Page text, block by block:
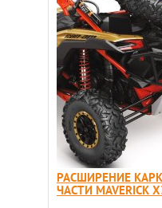
РАСШИРЕНИЕ
ЧАСТИ MAVERICK